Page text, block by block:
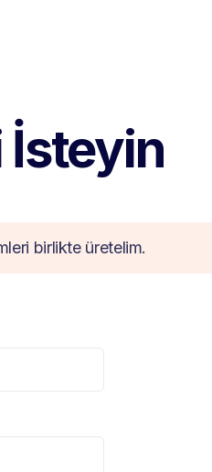
İsteyin
birlikte üretelim.